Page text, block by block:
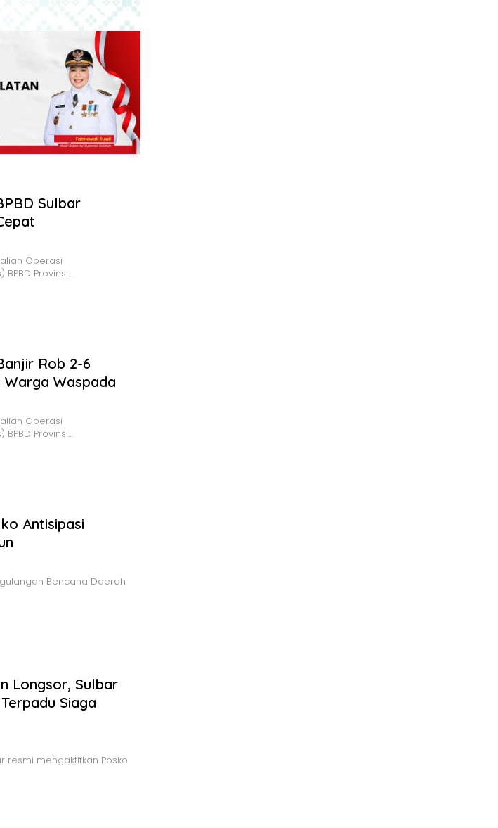
Sulbar
Operasi
Provinsi…
Rob 2-6
Warga Waspada
Operasi
Provinsi…
Antisipasi
Bencana Daerah
Longsor, Sulbar
Siaga
resmi mengaktifkan Posko